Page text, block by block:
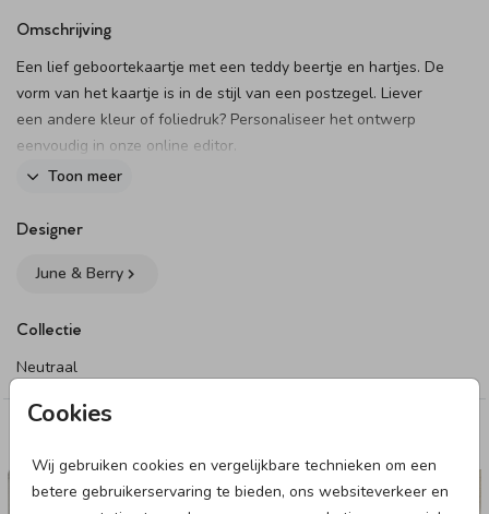
Cookies
Wij gebruiken cookies en vergelijkbare technieken om een
betere gebruikerservaring te bieden, ons websiteverkeer en
Omschrijving
Een lief geboortekaartje met een teddy beertje en hartjes. De
vorm van het kaartje is in de stijl van een postzegel. Liever
een andere kleur of foliedruk? Personaliseer het ontwerp
eenvoudig in onze online editor.
Bekijk hier al onze
Toon meer
Designer
June & Berry
Collectie
Neutraal